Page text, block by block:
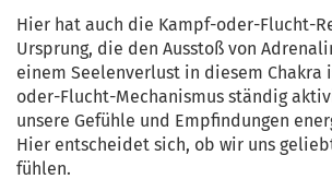
Hier hat auch die Kampf-oder-Flucht-
Ursprung, die den Ausstoß von
einem Seelenverlust in diesem Chakra
oder-Flucht-Mechanismus ständig
unsere Gefühle und Empfindungen
Hier entscheidet sich, ob wir uns
fühlen.